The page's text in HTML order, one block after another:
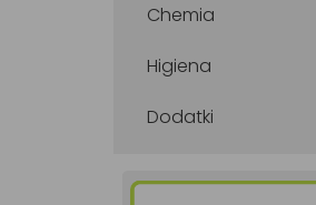
Chemia
Higiena
Dodatki